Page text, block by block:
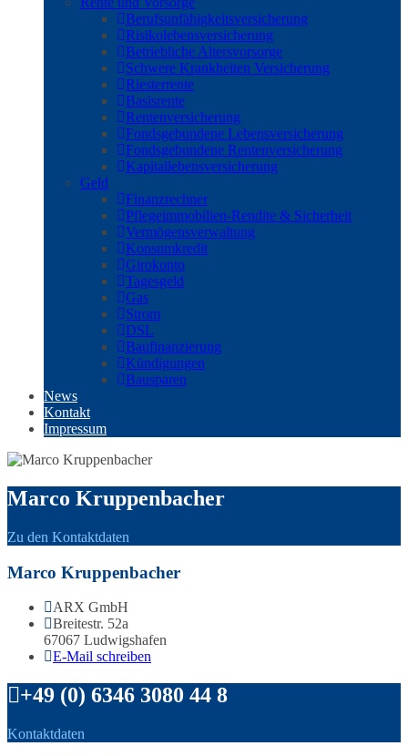
Berufs­unfähigkeitsversicherung
Risikolebensversicherung
Betriebliche Altersvorsorge
Schwere Krankheiten Versicherung
Riesterrente
Basisrente
Rentenversicherung
Fondsgebundene Lebensversicherung
Fondsgebundene Rentenversicherung
Kapitallebensversicherung
Geld
Finanzrechner
Pflegeimmobilien-Rendite & Sicherheit
Vermögensverwaltung
Konsumkredit
Girokonto
Tagesgeld
Gas
Strom
DSL
Baufinanzierung
Kündigungen
Bausparen
News
Kontakt
Impressum
Marco Kruppenbacher
Zu den Kontaktdaten
Marco Kruppenbacher
ARX GmbH
Breitestr. 52a
67067 Ludwigshafen
E-Mail schreiben
+49 (0) 6346 3080 44 8
Kontaktdaten